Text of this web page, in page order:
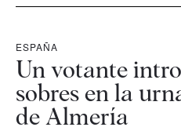
ESPAÑA
Un votante
sobres en la
de Almería